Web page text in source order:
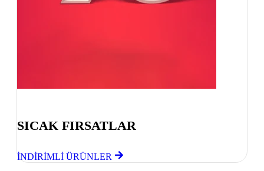
SICAK FIRSATLAR
İNDİRİMLİ ÜRÜNLER